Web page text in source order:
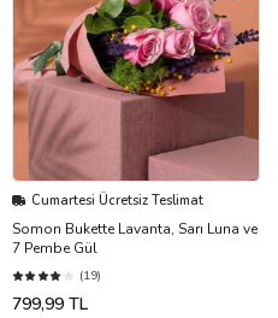
Cumartesi Ücretsiz Teslimat
Somon Bukette Lavanta, Sarı Luna ve
7 Pembe Gül
(19)
799,99 TL